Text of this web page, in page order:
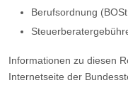
Berufsordnung
Informationen zu diesen
Internetseite der